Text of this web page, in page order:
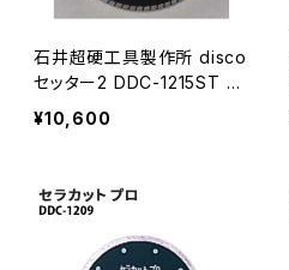
石井超硬工具製作所 disco
セッター2 DDC-1215ST ダ
イヤモンドホイール 外径12
5mm≪メーカー直送≫ DD
¥10,600